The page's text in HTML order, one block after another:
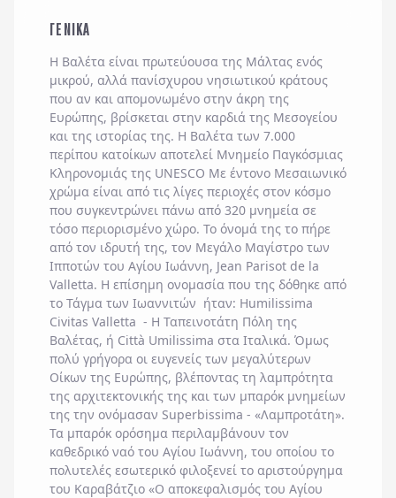
ΓΕΝΙΚΑ
Η Βαλέτα είναι πρωτεύουσα της Μάλτας ενός
μικρού, αλλά πανίσχυρου νησιωτικού κράτους
που αν και απομονωμένο στην άκρη της
Ευρώπης, βρίσκεται στην καρδιά της Μεσογείου
και της ιστορίας της. Η Βαλέτα των 7.000
περίπου κατοίκων αποτελεί Μνημείο Παγκόσμιας
Κληρονομιάς της UNESCO Με έντονο Μεσαιωνικό
χρώμα είναι από τις λίγες περιοχές στον κόσμο
που συγκεντρώνει πάνω από 320 μνημεία σε
τόσο περιορισμένο χώρο. Το όνομά της το πήρε
από τον ιδρυτή της, τον Μεγάλο Μαγίστρο των
Ιπποτών του Αγίου Ιωάννη, Jean Parisot de la
Valletta. Η επίσημη ονομασία που της δόθηκε από
το Τάγμα των Ιωαννιτών ήταν: Humilissima
Civitas Valletta - Η Ταπεινοτάτη Πόλη της
Βαλέτας, ή Città Umilissima στα Ιταλικά. Όμως
πολύ γρήγορα οι ευγενείς των μεγαλύτερων
Οίκων της Ευρώπης, βλέποντας τη λαμπρότητα
της αρχιτεκτονικής της και των μπαρόκ μνημείων
της την ονόμασαν Superbissima - «Λαμπροτάτη».
Τα μπαρόκ ορόσημα περιλαμβάνουν τον
καθεδρικό ναό του Αγίου Ιωάννη, του οποίου το
πολυτελές εσωτερικό φιλοξενεί το αριστούργημα
του Καραβάτζιο «Ο αποκεφαλισμός του Αγίου